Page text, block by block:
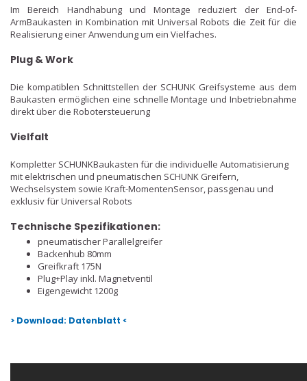
Im Bereich Handhabung und Montage reduziert der End-of-
ArmBaukasten in Kombination mit Universal Robots die Zeit für die
Realisierung einer Anwendung um ein Vielfaches.
Plug & Work
Die kompatiblen Schnittstellen der SCHUNK Greifsysteme aus dem
Baukasten ermöglichen eine schnelle Montage und Inbetriebnahme
direkt über die Robotersteuerung
Vielfalt
Kompletter SCHUNKBaukasten für die individuelle Automatisierung
mit elektrischen und pneumatischen SCHUNK Greifern,
Wechselsystem sowie Kraft-MomentenSensor, passgenau und
exklusiv für Universal Robots
Technische Spezifikationen:
pneumatischer Parallelgreifer
Backenhub 80mm
Greifkraft 175N
Plug+Play inkl. Magnetventil
Eigengewicht 1200g
> Download: Datenblatt <